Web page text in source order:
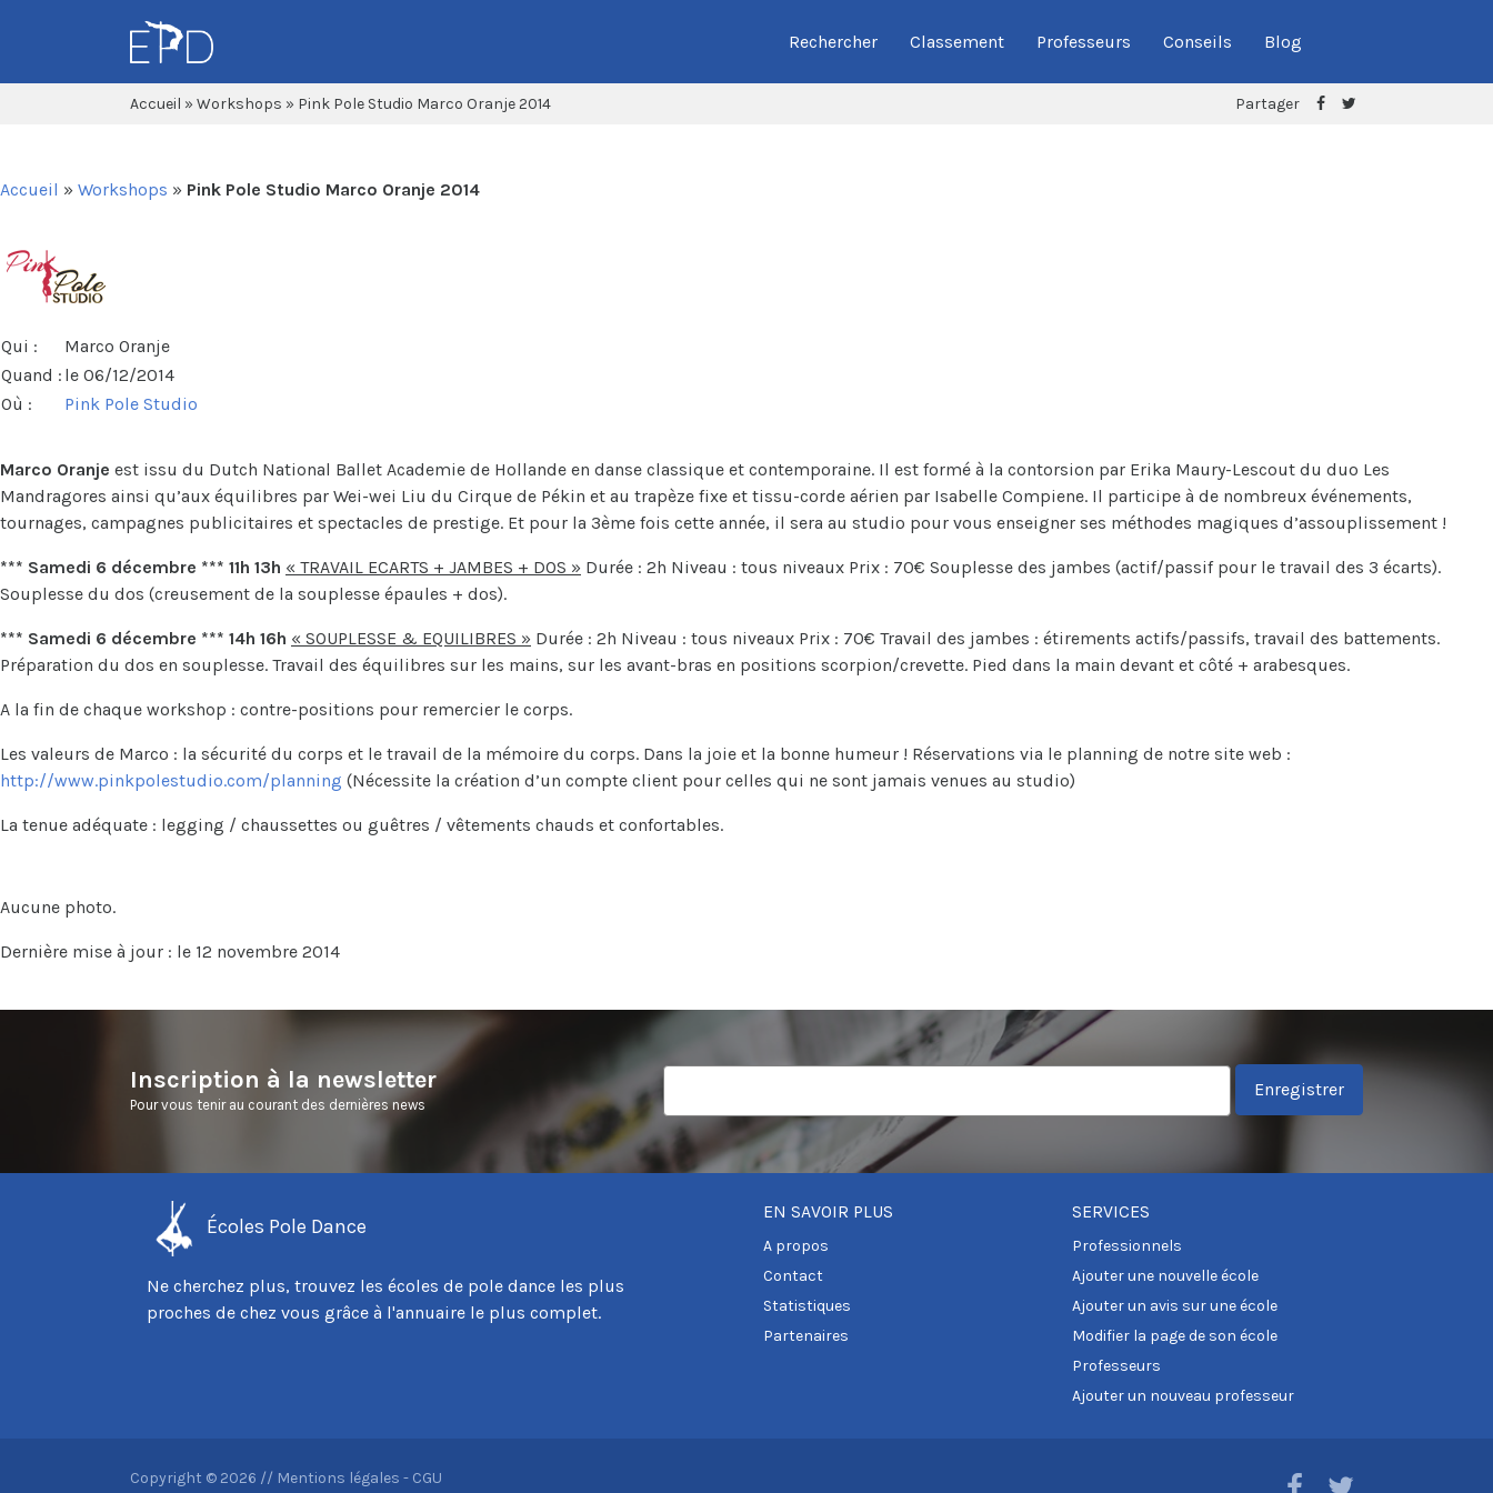
Rechercher Classement Professeurs Conseils Blog
Accueil » Workshops » Pink Pole Studio Marco Oranje 2014 Partager
Accueil » Workshops » Pink Pole Studio Marco Oranje 2014
Qui :
Marco Oranje
Quand : le 06/12/2014
Où :
Pink Pole Studio
Marco Oranje est issu du Dutch National Ballet Academie de Hollande en danse classique et contemporaine. Il est formé à la contorsion par Erika Maury-Lescout du duo Les
Mandragores ainsi qu’aux équilibres par Wei-wei Liu du Cirque de Pékin et au trapèze fixe et tissu-corde aérien par Isabelle Compiene. Il participe à de nombreux événements,
tournages, campagnes publicitaires et spectacles de prestige. Et pour la 3ème fois cette année, il sera au studio pour vous enseigner ses méthodes magiques d’assouplissement !
*** Samedi 6 décembre *** 11h 13h « TRAVAIL ECARTS + JAMBES + DOS » Durée : 2h Niveau : tous niveaux Prix : 70€ Souplesse des jambes (actif/passif pour le travail des 3 écarts).
Souplesse du dos (creusement de la souplesse épaules + dos).
*** Samedi 6 décembre *** 14h 16h « SOUPLESSE & EQUILIBRES » Durée : 2h Niveau : tous niveaux Prix : 70€ Travail des jambes : étirements actifs/passifs, travail des battements.
Préparation du dos en souplesse. Travail des équilibres sur les mains, sur les avant-bras en positions scorpion/crevette. Pied dans la main devant et côté + arabesques.
A la fin de chaque workshop : contre-positions pour remercier le corps.
Les valeurs de Marco : la sécurité du corps et le travail de la mémoire du corps. Dans la joie et la bonne humeur ! Réservations via le planning de notre site web :
http://www.pinkpolestudio.com/planning (Nécessite la création d’un compte client pour celles qui ne sont jamais venues au studio)
La tenue adéquate : legging / chaussettes ou guêtres / vêtements chauds et confortables.
Aucune photo.
Dernière mise à jour : le 12 novembre 2014
Inscription à la newsletter
Pour vous tenir au courant des dernières news
Enregistrer
Écoles Pole Dance
Ne cherchez plus, trouvez les écoles de pole dance les plus
proches de chez vous grâce à l'annuaire le plus complet.
EN SAVOIR PLUS
A propos
Contact
Statistiques
Partenaires
SERVICES
Professionnels
Ajouter une nouvelle école
Ajouter un avis sur une école
Modifier la page de son école
Professeurs
Ajouter un nouveau professeur
Copyright © 2026 // Mentions légales - CGU